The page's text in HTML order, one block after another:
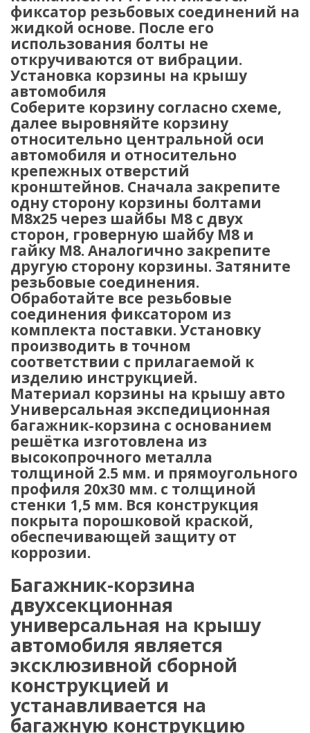
фиксатор резьбовых соединений на
жидкой основе. После его
использования болты не
откручиваются от вибрации.
Установка корзины на крышу
автомобиля
Соберите корзину согласно схеме,
далее выровняйте корзину
относительно центральной оси
автомобиля и относительно
крепежных отверстий
кронштейнов. Сначала закрепите
одну сторону корзины болтами
М8х25 через шайбы М8 с двух
сторон, гроверную шайбу М8 и
гайку М8. Аналогично закрепите
другую сторону корзины. Затяните
резьбовые соединения.
Обработайте все резьбовые
соединения фиксатором из
комплекта поставки. Установку
производить в точном
соответствии с прилагаемой к
изделию инструкцией.
Материал корзины на крышу авто
Универсальная экспедиционная
багажник-корзина с основанием
решётка изготовлена из
высокопрочного металла
толщиной 2.5 мм. и прямоугольного
профиля 20х30 мм. с толщиной
стенки 1,5 мм. Вся конструкция
покрыта порошковой краской,
обеспечивающей защиту от
коррозии.
Багажник-корзина
двухсекционная
универсальная на крышу
автомобиля является
эксклюзивной сборной
конструкцией и
устанавливается на
багажную конструкцию